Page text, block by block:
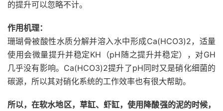
的提升可以忽略不计。
作用机理：
珊瑚骨被酸性水质分解并溶入水中形成Ca(HCO3)2，适量
使用会微量提升并稳定KH（pH随之提升并稳定），对GH
几乎没有影响。Ca(HCO3)2提升了pH同时又是硝化细菌的
碳源，所以其对硝化系统的工作效率也有很大帮助。
所以，在软水地区，草缸、虾缸，使用降酸强的泥的时候，